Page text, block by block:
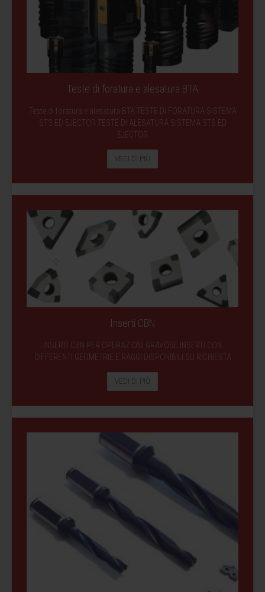
Teste di foratura e alesatura BTA
Teste di foratura e alesatura BTA TESTE DI FORATURA SISTEMA
STS ED EJECTOR TESTE DI ALESATURA SISTEMA STS ED
EJECTOR
VEDI DI PIÙ
Inserti CBN
INSERTI CBN PER OPERAZIONI GRAVOSE INSERTI CON
DIFFERENTI GEOMETRIE E RAGGI DISPONIBILI SU RICHIESTA
VEDI DI PIÙ